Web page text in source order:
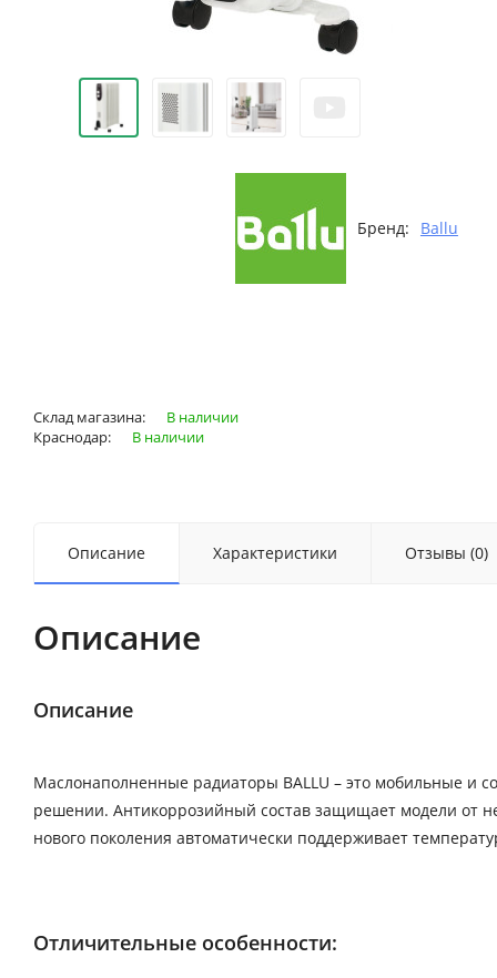
Бренд: Ballu
Склад магазина:
В наличии
Краснодар:
В наличии
Описание Характеристики Отзывы (0)
Описание
Описание
Маслонаполненные радиаторы BALLU – это мобильные и
решении. Антикоррозийный состав защищает модели от
нового поколения автоматически поддерживает
Отличительные особенности: